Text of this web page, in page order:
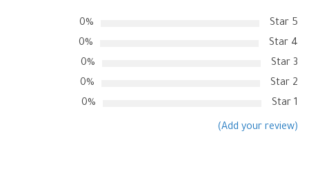
5 Star
0%
4 Star
0%
3 Star
0%
2 Star
0%
1 Star
0%
(Add your review)